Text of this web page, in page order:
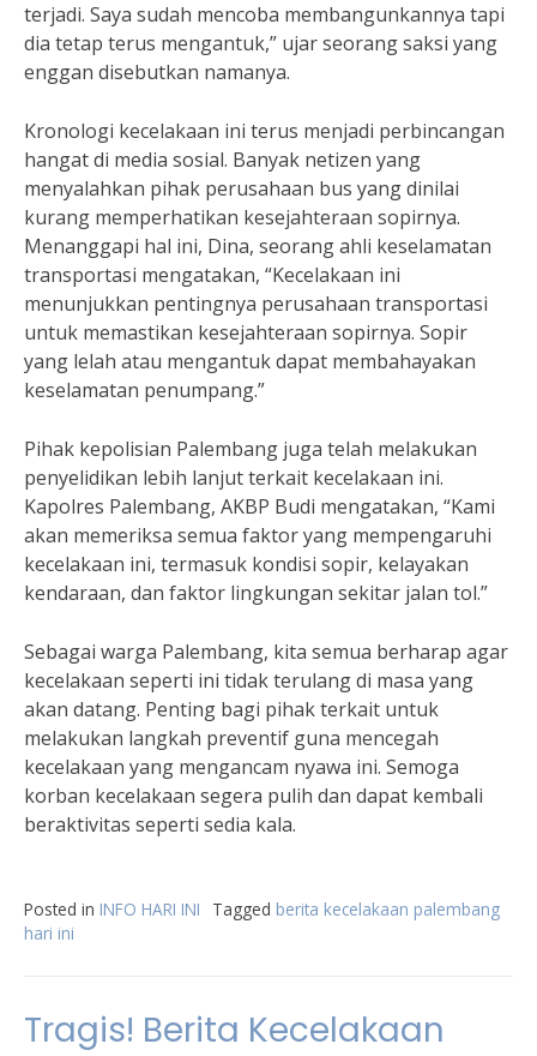
terjadi. Saya sudah mencoba membangunkannya tapi
dia tetap terus mengantuk,” ujar seorang saksi yang
enggan disebutkan namanya.
Kronologi kecelakaan ini terus menjadi perbincangan
hangat di media sosial. Banyak netizen yang
menyalahkan pihak perusahaan bus yang dinilai
kurang memperhatikan kesejahteraan sopirnya.
Menanggapi hal ini, Dina, seorang ahli keselamatan
transportasi mengatakan, “Kecelakaan ini
menunjukkan pentingnya perusahaan transportasi
untuk memastikan kesejahteraan sopirnya. Sopir
yang lelah atau mengantuk dapat membahayakan
keselamatan penumpang.”
Pihak kepolisian Palembang juga telah melakukan
penyelidikan lebih lanjut terkait kecelakaan ini.
Kapolres Palembang, AKBP Budi mengatakan, “Kami
akan memeriksa semua faktor yang mempengaruhi
kecelakaan ini, termasuk kondisi sopir, kelayakan
kendaraan, dan faktor lingkungan sekitar jalan tol.”
Sebagai warga Palembang, kita semua berharap agar
kecelakaan seperti ini tidak terulang di masa yang
akan datang. Penting bagi pihak terkait untuk
melakukan langkah preventif guna mencegah
kecelakaan yang mengancam nyawa ini. Semoga
korban kecelakaan segera pulih dan dapat kembali
beraktivitas seperti sedia kala.
Posted in INFO HARI INI Tagged berita kecelakaan palembang
hari ini
Tragis! Berita Kecelakaan